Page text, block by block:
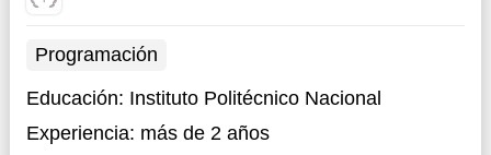
Programación
Educación: Instituto Politécnico Nacional
Experiencia: más de 2 años